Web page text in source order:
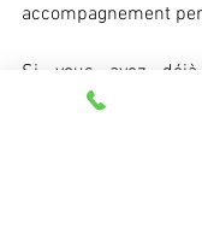
accompagnement
Si vous avez
déclaration